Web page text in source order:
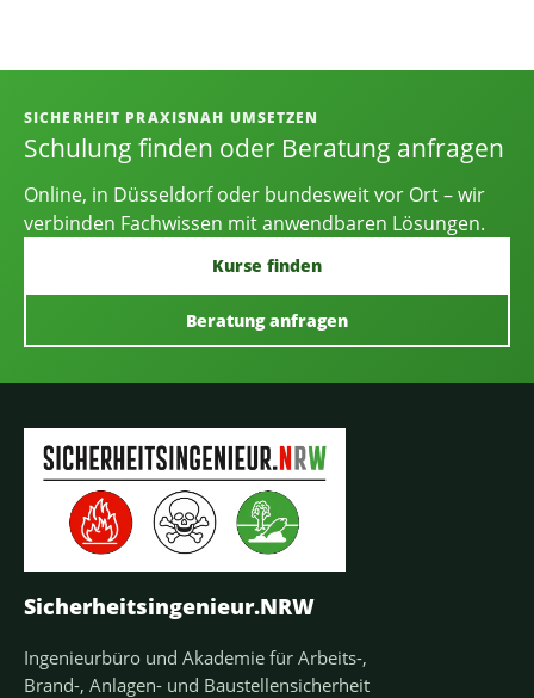
Informationen, Kontakt und
SICHERHEIT PRAXISNAH UMSETZEN
Schulung finden oder Beratung anfragen
Online, in Düsseldorf oder bundesweit vor Ort – wir
verbinden Fachwissen mit anwendbaren Lösungen.
Kurse finden
Beratung anfragen
Sicherheitsingenieur.NRW
Ingenieurbüro und Akademie für Arbeits-,
Brand-, Anlagen- und Baustellensicherheit